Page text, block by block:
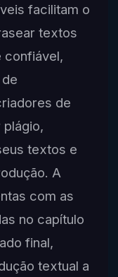
facilitam o
textos
confiável,
de
textos e
A
com as
no capítulo
final,
textual a